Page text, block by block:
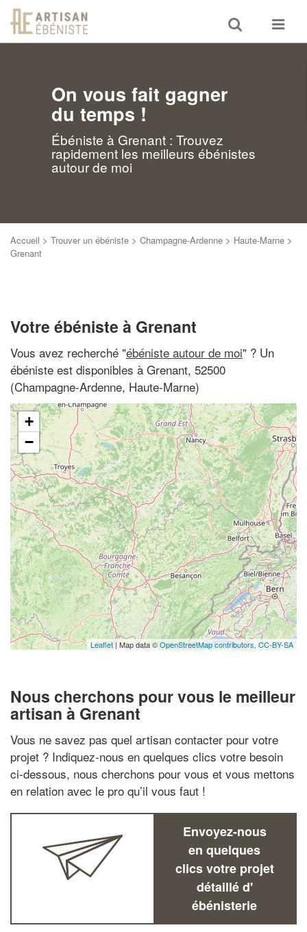
Toggle
search
Toggle
On vous fait gagner
du temps !
Ébéniste à Grenant : Trouvez
rapidement les meilleurs ébénistes
autour de moi
Accueil > Trouver un ébéniste > Champagne-Ardenne > Haute-Marne >
Grenant
Votre ébéniste à Grenant
Vous avez recherché "ébéniste autour de moi" ? Un
ébéniste est disponibles à Grenant, 52500
(Champagne-Ardenne, Haute-Marne)
+
−
Leaflet| Map data ©OpenStreetMap contributors, CC-BY-SA
Nous cherchons pour vous le meilleur
artisan à Grenant
Vous ne savez pas quel artisan contacter pour votre
projet ? Indiquez-nous en quelques clics votre besoin
ci-dessous, nous cherchons pour vous et vous mettons
en relation avec le pro qu’il vous faut !
Envoyez-nous
en quelques
clics votre projet
détaillé d'
ébénisterie